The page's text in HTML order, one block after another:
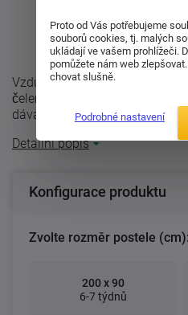
Vzdušná dřevěná postel z
čelem i ložnou plochou.
dávají posteli dojem ...
Detailní popis
Konfigurace produktu
Zvolte rozměr postele (cm):
200 x 90
6-7 týdnů
Proto od Vás potřebujeme
souborů cookies, tj. malých
ukládají ve vašem prohlížeči.
pomůžete nám web
chovat slušně.
Podrobné nastavení